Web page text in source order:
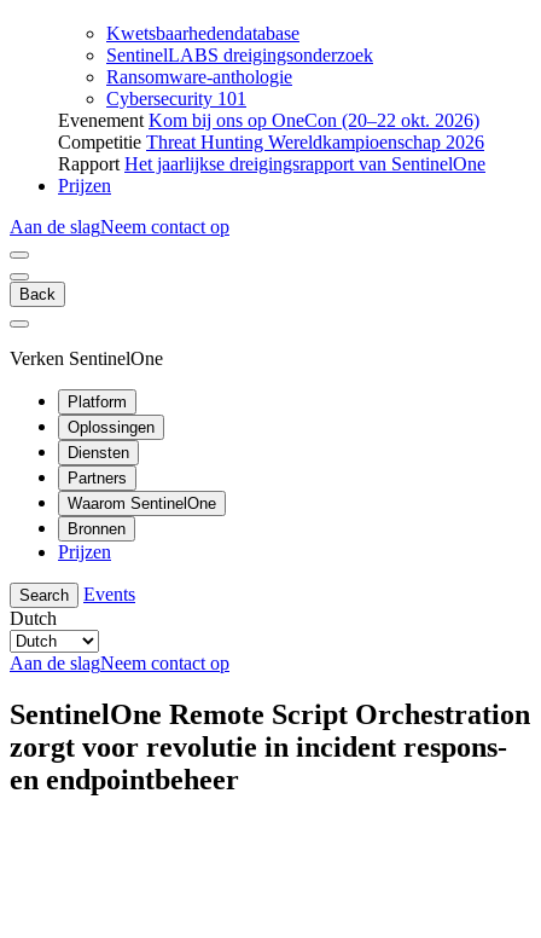
Kwetsbaarhedendatabase
SentinelLABS dreigingsonderzoek
Ransomware-anthologie
Cybersecurity 101
Evenement Kom bij ons op OneCon (20–22 okt. 2026)
Competitie Threat Hunting Wereldkampioenschap 2026
Rapport Het jaarlijkse dreigingsrapport van SentinelOne
Prijzen
Aan de slagNeem contact op
Back
Verken SentinelOne
Platform
Oplossingen
Diensten
Partners
Waarom SentinelOne
Bronnen
Prijzen
Search
Events
Dutch
Aan de slagNeem contact op
SentinelOne Remote Script Orchestration
zorgt voor revolutie in incident respons-
en endpointbeheer